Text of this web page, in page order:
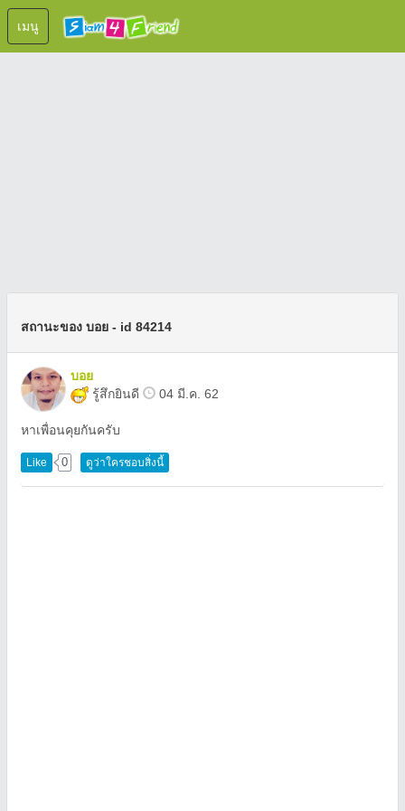
เมนู
สถานะของ บอย - id 84214
บอย
รู้สึกยินดี
04 มี.ค. 62
หาเพื่อนคุยกันครับ
Like 0 ดูว่าใครชอบสิ่งนี้